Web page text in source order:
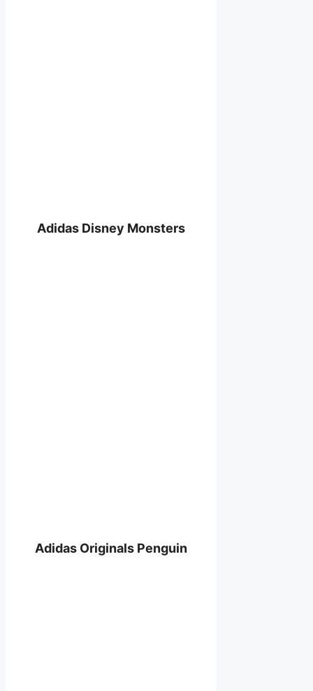
Adidas Disney Monsters
Adidas Originals Penguin